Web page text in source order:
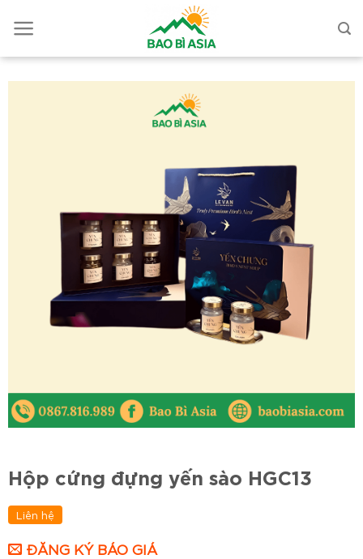
Hộp cứng đựng yến sào HGC13
Liên hệ
ĐĂNG KÝ BÁO GIÁ